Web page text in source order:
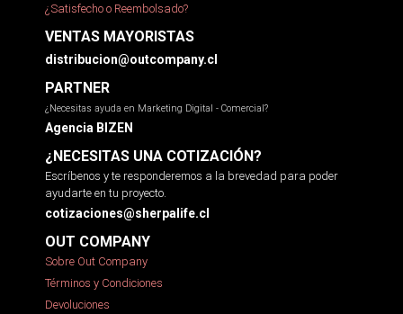
¿Satisfecho o Reembolsado?
VENTAS MAYORISTAS
distribucion@outcompany.cl
PARTNER
¿Necesitas ayuda en Marketing Digital - Comercial?
Agencia BIZEN
¿NECESITAS UNA COTIZACIÓN?
Escríbenos y te responderemos a la brevedad para poder
ayudarte en tu proyecto.
cotizaciones@sherpalife.cl
OUT COMPANY
Sobre Out Company
Términos y Condiciones
Devoluciones